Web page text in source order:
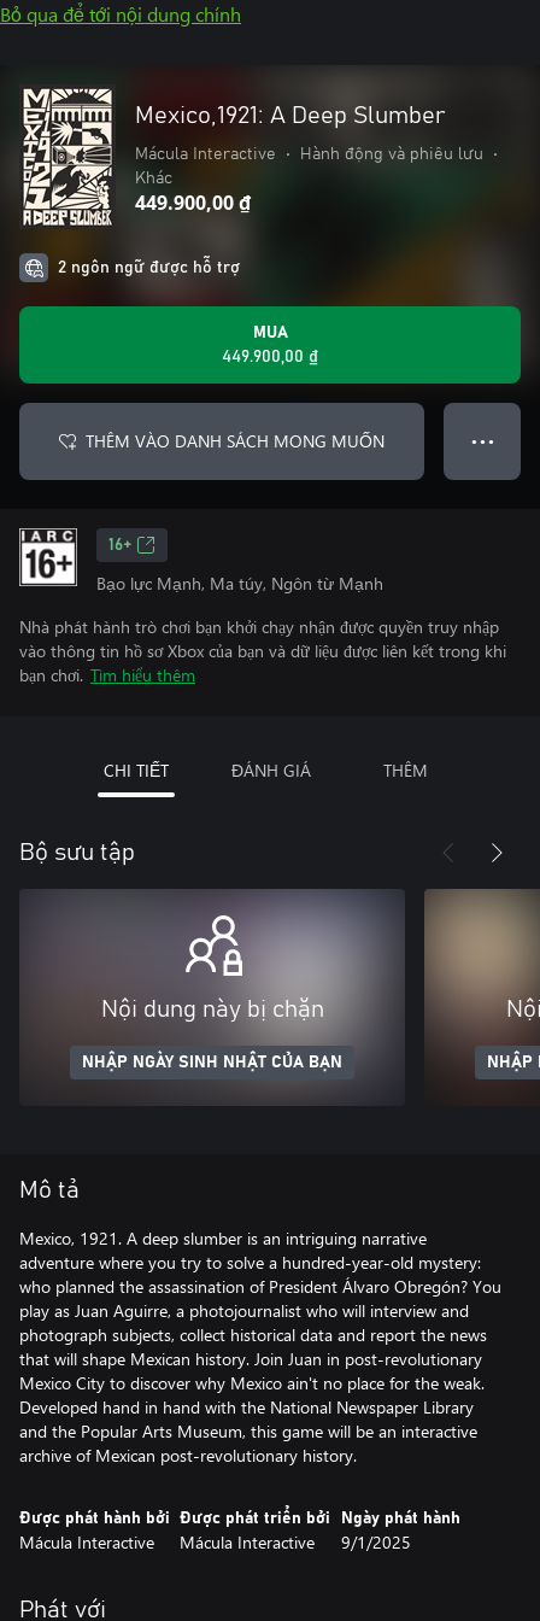
Bỏ qua để tới nội dung chính
Mexico,1921: A Deep Slumber
Mácula Interactive • Hành động và phiêu lưu
•
Khác
449.900,00 ₫
2 ngôn ngữ được hỗ trợ
MUA
449.900,00 ₫
THÊM VÀO DANH SÁCH MONG MUỐN ● ● ●
16+
Bạo lực Mạnh, Ma túy, Ngôn từ Mạnh
Nhà phát hành trò chơi bạn khởi chạy nhận được quyền truy nhập
vào thông tin hồ sơ Xbox của bạn và dữ liệu được liên kết trong khi
bạn chơi. Tìm hiểu thêm
CHI TIẾT ĐÁNH GIÁ THÊM
Bộ sưu tập
Nội dung này bị chặn
NHẬP NGÀY SINH NHẬT CỦA BẠN NHẬP
Mô tả
Mexico, 1921. A deep slumber is an intriguing narrative
adventure where you try to solve a hundred-year-old mystery:
who planned the assassination of President Álvaro Obregón? You
play as Juan Aguirre, a photojournalist who will interview and
photograph subjects, collect historical data and report the news
that will shape Mexican history. Join Juan in post-revolutionary
Mexico City to discover why Mexico ain't no place for the weak.
Developed hand in hand with the National Newspaper Library
and the Popular Arts Museum, this game will be an interactive
archive of Mexican post-revolutionary history.
Được phát hành bởi
Mácula Interactive
Được phát triển bởi
Mácula Interactive
Ngày phát hành
9/1/2025
Phát với